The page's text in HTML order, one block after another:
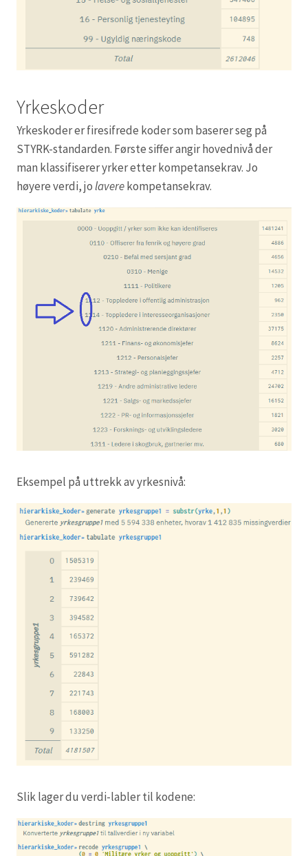
Yrkeskoder
Yrkeskoder er firesifrede koder som baserer seg på
STYRK-standarden. Første siffer angir hovednivå der
man klassifiserer yrker etter kompetansekrav. Jo
høyere verdi, jolaverekompetansekrav.
Eksempel på uttrekk av yrkesnivå:
Slik lager du verdi-labler til kodene: